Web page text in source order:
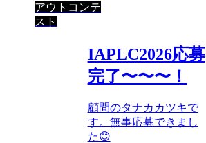
アウトコンテ
スト
IAPLC2026応募
完了〜〜〜！
顧問のタナカカツキで
す。無事応募できまし
た😊